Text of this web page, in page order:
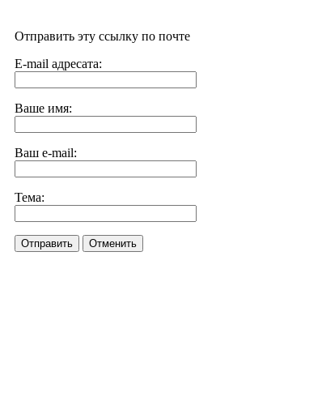
Отправить эту ссылку по почте
E-mail адресата:
Ваше имя:
Ваш e-mail:
Тема:
Отправить Отменить